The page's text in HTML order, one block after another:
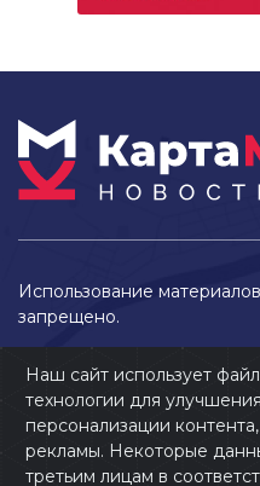
Использование
запрещено.
Наш сайт использует
технологии для
персонализации
рекламы. Некоторые
третьим лицам в